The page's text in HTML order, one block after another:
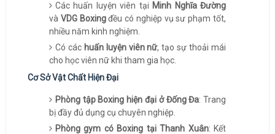
Các huấn luyện viên tại Minh Nghĩa Đường
và VDG Boxingđều có nghiệp vụ sư phạm tốt,
nhiều năm kinh nghiệm.
Có các huấn luyện viên nữ, tạo sự thoải mái
cho học viên nữ khi tham gia học.
Cơ Sở Vật Chất Hiện Đại
Phòng tập Boxing hiện đại ở Đống Đa: Trang
bị đầy đủ dụng cụ chuyên nghiệp.
Phòng gym có Boxing tại Thanh Xuân: Kết